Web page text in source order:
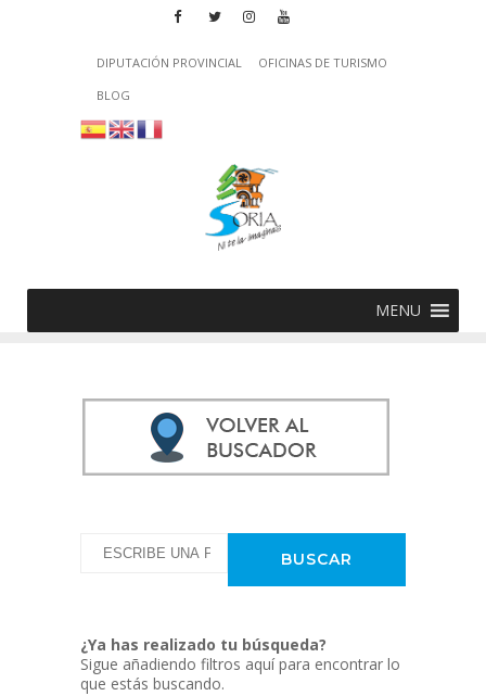
DIPUTACIÓN PROVINCIAL
OFICINAS DE TURISMO
BLOG
MENU
¿Ya has realizado tu búsqueda?
Sigue añadiendo filtros aquí para encontrar lo
que estás buscando.